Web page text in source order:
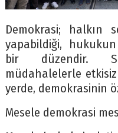
Demokrasi; halkın
yapabildiği,
bir düzendir.
müdahalelerle etkisiz
yerde, demokrasinin
Mesele demokrasi